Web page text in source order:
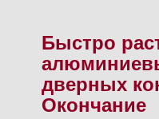
Быстро
дверных
Окончание